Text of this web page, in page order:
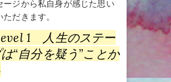
ージから私自身が感じた思い
だきます。
1 人生のステー
“自分を疑う”ことか